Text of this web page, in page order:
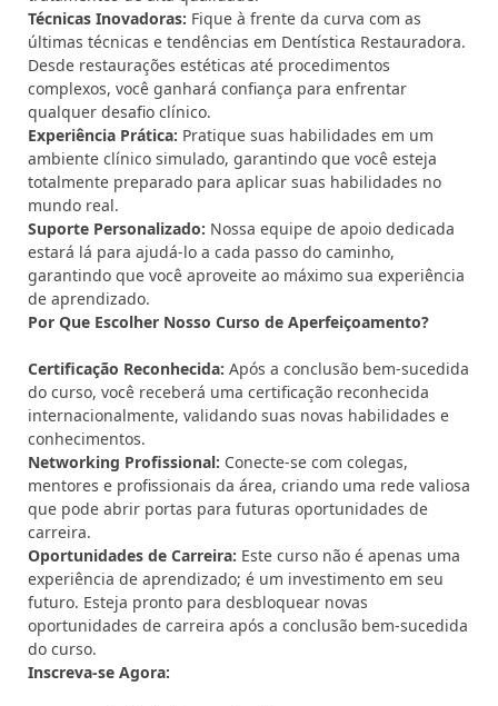
Técnicas Inovadoras: Fique à frente da curva com as
últimas técnicas e tendências em Dentística Restauradora.
Desde restaurações estéticas até procedimentos
complexos, você ganhará confiança para enfrentar
qualquer desafio clínico.
Experiência Prática: Pratique suas habilidades em um
ambiente clínico simulado, garantindo que você esteja
totalmente preparado para aplicar suas habilidades no
mundo real.
Suporte Personalizado: Nossa equipe de apoio dedicada
estará lá para ajudá-lo a cada passo do caminho,
garantindo que você aproveite ao máximo sua experiência
de aprendizado.
Por Que Escolher Nosso Curso de Aperfeiçoamento?
Certificação Reconhecida: Após a conclusão bem-sucedida
do curso, você receberá uma certificação reconhecida
internacionalmente, validando suas novas habilidades e
conhecimentos.
Networking Profissional: Conecte-se com colegas,
mentores e profissionais da área, criando uma rede valiosa
que pode abrir portas para futuras oportunidades de
carreira.
Oportunidades de Carreira: Este curso não é apenas uma
experiência de aprendizado; é um investimento em seu
futuro. Esteja pronto para desbloquear novas
oportunidades de carreira após a conclusão bem-sucedida
do curso.
Inscreva-se Agora: